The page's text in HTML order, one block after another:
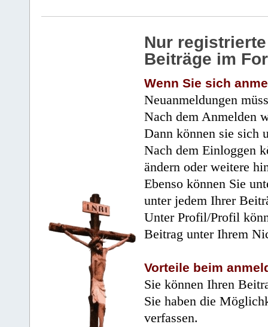
Nur
Beiträge im
Wenn Sie sich
Neuanmeldungen
Nach dem Anmelden
Dann können sie sich
Nach dem Einloggen
ändern oder weitere
Ebenso können Sie
unter jedem Ihrer
Unter Profil/Profil
Beitrag unter Ihrem
Vorteile beim
Sie können Ihren
Sie haben die
verfassen.